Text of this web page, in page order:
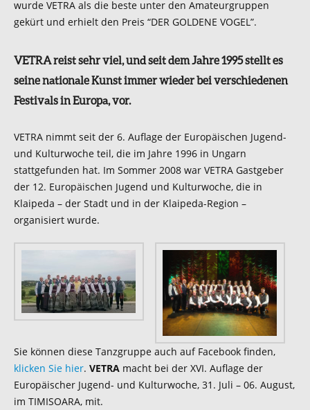
wurde VETRA als die beste unter den Amateurgruppen
gekürt und erhielt den Preis “DER GOLDENE VOGEL”.
VETRA reist sehr viel, und seit dem Jahre 1995 stellt es
seine nationale Kunst immer wieder bei verschiedenen
Festivals in Europa, vor.
VETRA nimmt seit der 6. Auflage der Europäischen Jugend-
und Kulturwoche teil, die im Jahre 1996 in Ungarn
stattgefunden hat. Im Sommer 2008 war VETRA Gastgeber
der 12. Europäischen Jugend und Kulturwoche, die in
Klaipeda – der Stadt und in der Klaipeda-Region –
organisiert wurde.
Sie können diese Tanzgruppe auch auf Facebook finden,
klicken Sie hier. VETRA macht bei der XVI. Auflage der
Europäischer Jugend- und Kulturwoche, 31. Juli – 06. August,
im TIMISOARA, mit.